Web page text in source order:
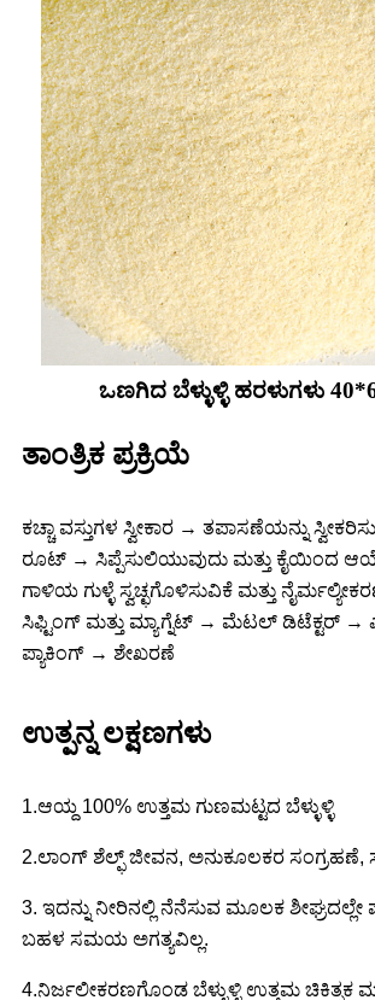
ಒಣಗಿದ ಬೆಳ್ಳುಳ್ಳಿ ಹರಳುಗಳು
ತಾಂತ್ರಿಕ ಪ್ರಕ್ರಿಯೆ
ಕಚ್ಚಾ ವಸ್ತುಗಳ ಸ್ವೀಕಾರ → ತಪಾಸಣೆಯನ್ನು
ರೂಟ್ → ಸಿಪ್ಪೆಸುಲಿಯುವುದು ಮತ್ತು ಕೈಯಿಂದ
ಗಾಳಿಯ ಗುಳ್ಳೆ ಸ್ವಚ್ಛಗೊಳಿಸುವಿಕೆ ಮತ್ತು
ಸಿಫ್ಟಿಂಗ್ ಮತ್ತು ಮ್ಯಾಗ್ನೆಟ್ → ಮೆಟಲ್ ಡಿಟೆಕ್ಟರ್ →
ಪ್ಯಾಕಿಂಗ್ → ಶೇಖರಣೆ
ಉತ್ಪನ್ನ ಲಕ್ಷಣಗಳು
1.ಆಯ್ದ 100% ಉತ್ತಮ ಗುಣಮಟ್ಟದ ಬೆಳ್ಳುಳ್ಳಿ
2.ಲಾಂಗ್ ಶೆಲ್ಫ್ ಜೀವನ, ಅನುಕೂಲಕರ ಸಂಗ್ರಹಣೆ,
3. ಇದನ್ನು ನೀರಿನಲ್ಲಿ ನೆನೆಸುವ ಮೂಲಕ ಶೀಘ್ರದಲ್ಲೇ
ಬಹಳ ಸಮಯ ಅಗತ್ಯವಿಲ್ಲ.
4.ನಿರ್ಜಲೀಕರಣಗೊಂಡ ಬೆಳ್ಳುಳ್ಳಿ ಉತ್ತಮ ಚಿಕಿತ್ಸಕ